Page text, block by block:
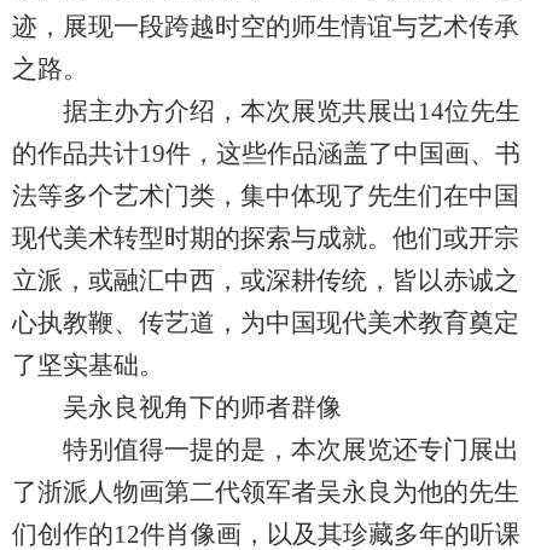
迹，展现一段跨越时空的师生情谊与艺术传承
之路。
据主办方介绍，本次展览共展出14位先生
的作品共计19件，这些作品涵盖了中国画、书
法等多个艺术门类，集中体现了先生们在中国
现代美术转型时期的探索与成就。他们或开宗
立派，或融汇中西，或深耕传统，皆以赤诚之
心执教鞭、传艺道，为中国现代美术教育奠定
了坚实基础。
吴永良视角下的师者群像
特别值得一提的是，本次展览还专门展出
了浙派人物画第二代领军者吴永良为他的先生
们创作的12件肖像画，以及其珍藏多年的听课